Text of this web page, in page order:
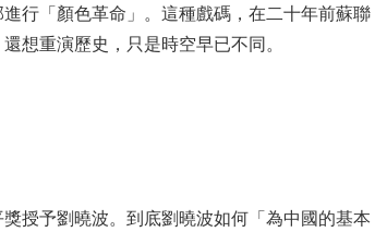
行「顏色革命」。這種戲碼，在二十年前蘇聯
想重演歷史，只是時空早已不同。
授予劉曉波。到底劉曉波如何「為中國的基本